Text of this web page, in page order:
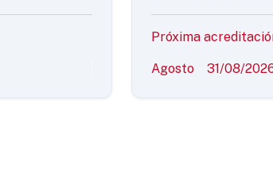
Próxima
Agosto 31/08/